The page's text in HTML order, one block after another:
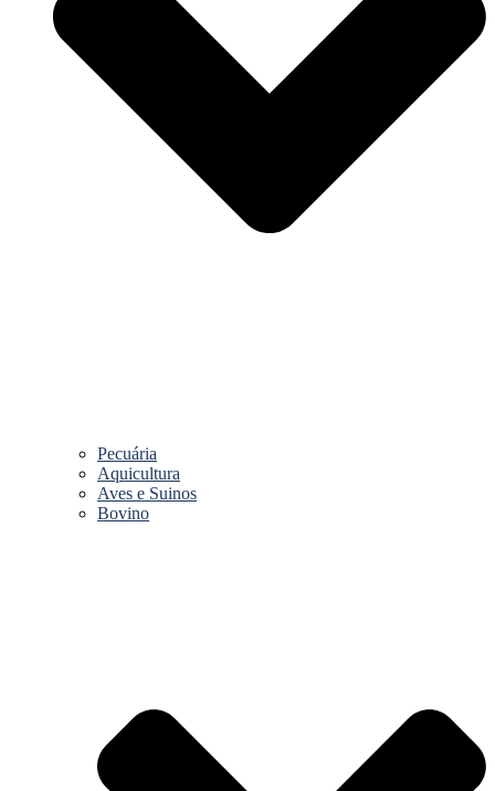
Pecuária
Aquicultura
Aves e Suinos
Bovino